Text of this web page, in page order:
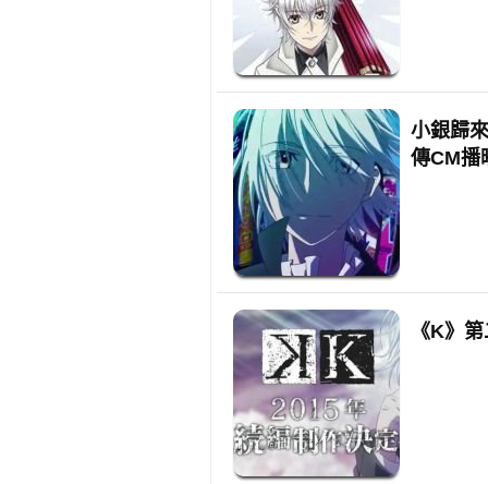
小銀歸
傳CM播
《K》